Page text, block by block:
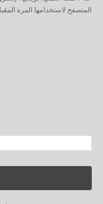
المتصفح لاستخدامها المرة